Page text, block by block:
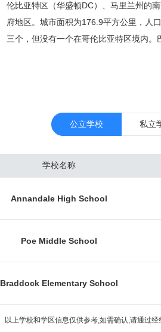
伦比亚特区（华盛顿DC）、马里兰州的
府地区。城市面积为176.9平方公里，人
三个，但没有一个在哥伦比亚特区境内
在地，还拥有为数众多的博物馆与文化
于政治中心的“庇护”，美国联邦政府的
府受经济萧条的影响相对很小，也因此
裕、财富富高度集中的地区，该地区
疗，生物科技中心。美国国立卫生研究
（WRAIR），国家标准技术研究所（
华盛顿特区的高等教育学府有美利坚大
于温热带湿润气候，四季分明，冬冷夏热
度高，常见雷雨天气，春秋季节相对干
公立学校 私立
学校名称
Annandale High School
Poe Middle School
Braddock Elementary School
以上学校和学区信息仅供参考,如需确认,请通过